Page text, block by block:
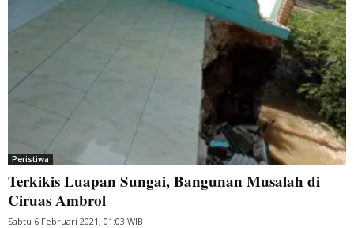
Peristiwa
Terkikis Luapan Sungai, Bangunan Musalah di
Ciruas Ambrol
Sabtu 6 Februari 2021, 01:03 WIB